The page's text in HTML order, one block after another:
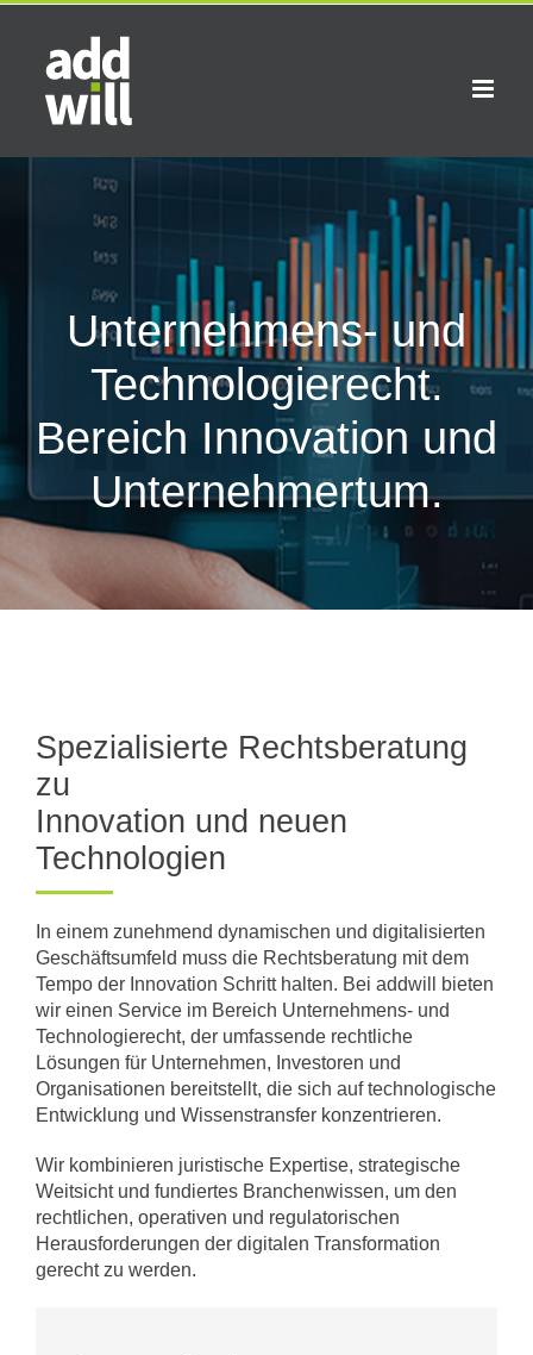
Skip
content
Unternehmens- und
Technologierecht.
Bereich Innovation und
Unternehmertum.
Spezialisierte Rechtsberatung
zu
Innovation und neuen
Technologien
In einem zunehmend dynamischen und digitalisierten
Geschäftsumfeld muss die Rechtsberatung mit dem
Tempo der Innovation Schritt halten. Bei addwill bieten
wir einen Service im Bereich Unternehmens- und
Technologierecht, der umfassende rechtliche
Lösungen für Unternehmen, Investoren und
Organisationen bereitstellt, die sich auf technologische
Entwicklung und Wissens­transfer konzentrieren.
Wir kombinieren juristische Expertise, strategische
Weitsicht und fundiertes Branchenwissen, um den
rechtlichen, operativen und regulatorischen
Herausforderungen der digitalen Transformation
gerecht zu werden.